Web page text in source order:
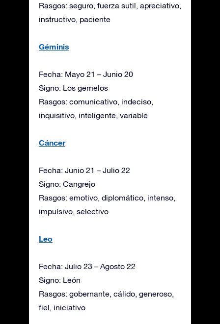
Rasgos: seguro, fuerza sutil, apreciativo,
instructivo, paciente
Géminis
Fecha: Mayo 21 – Junio 20
Signo: Los gemelos
Rasgos: comunicativo, indeciso,
inquisitivo, inteligente, variable
Cáncer
Fecha: Junio 21 – Julio 22
Signo: Cangrejo
Rasgos: emotivo, diplomático, intenso,
impulsivo, selectivo
Leo
Fecha: Julio 23 – Agosto 22
Signo: León
Rasgos: gobernante, cálido, generoso,
fiel, iniciativo